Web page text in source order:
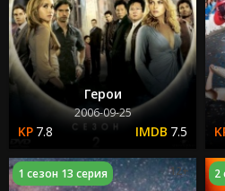
Герои
2006-09-25
7.8 7.5
1 сезон 13 серия 12+ 2